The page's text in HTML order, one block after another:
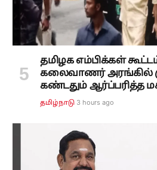
தமிழக எம்பிக்கள்
கலைவாணர் அரங்கில்
கண்டதும் ஆர்ப்பரித்த
தமிழ்நாடு 3 hours ago